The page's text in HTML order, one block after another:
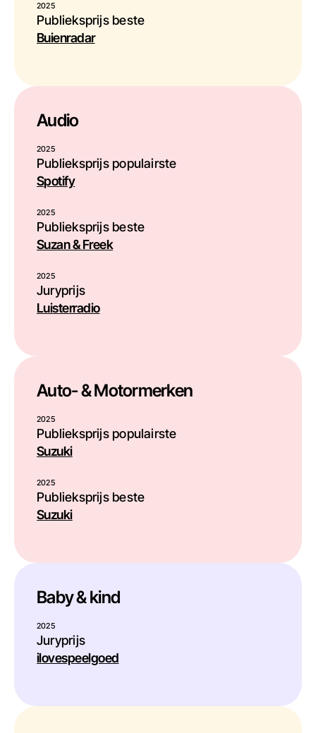
2025
Publieksprijs beste
Buienradar
Audio
2025
Publieksprijs populairste
Spotify
2025
Publieksprijs beste
Suzan & Freek
2025
Juryprijs
Luisterradio
Auto- & Motormerken
2025
Publieksprijs populairste
Suzuki
2025
Publieksprijs beste
Suzuki
Baby & kind
2025
Juryprijs
ilovespeelgoed